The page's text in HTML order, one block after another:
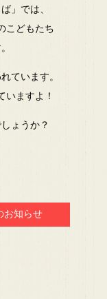
」では、
こどもたち
ています。
いますよ！
ょうか？
お知らせ